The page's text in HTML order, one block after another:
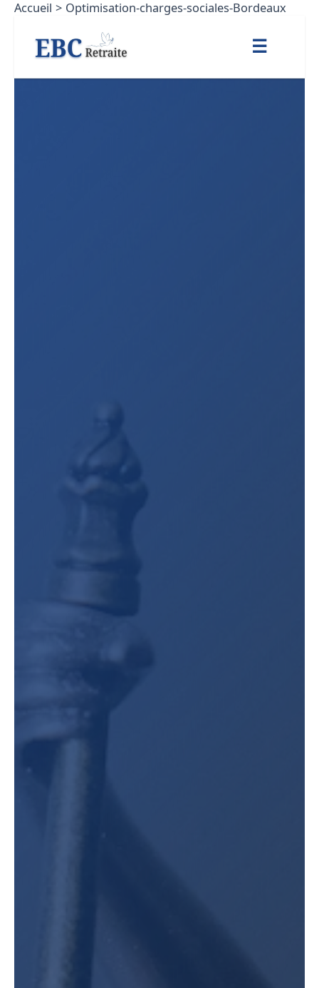
Aller
contenu
Accueil Optimisation-charges-sociales-Bordeaux
☰